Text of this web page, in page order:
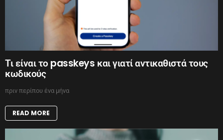
Τι είναι το passkeys και γιατί αντικαθιστά τους
κωδικούς
πριν περίπου ένα μήνα
READ MORE